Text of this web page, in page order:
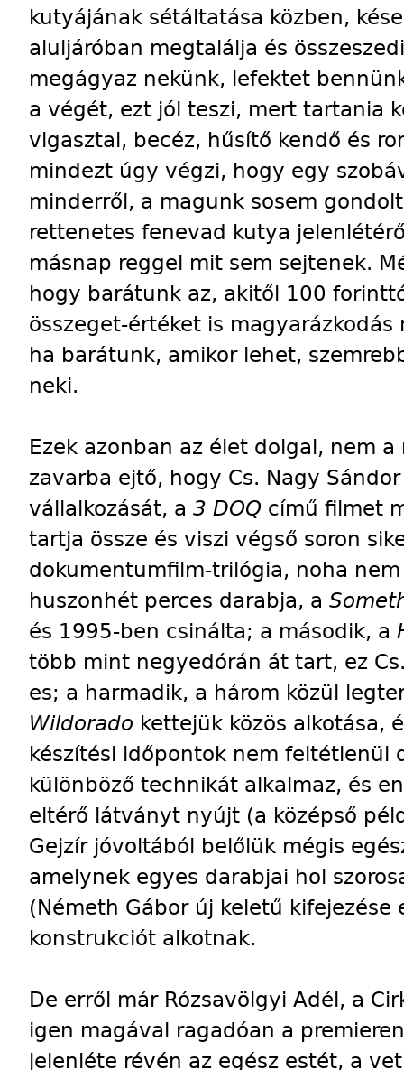
kutyájának sétáltatása közben,
aluljáróban megtalálja és
megágyaz nekünk, lefektet
a végét, ezt jól teszi, mert tartania
vigasztal, becéz, hűsítő kendő és
mindezt úgy végzi, hogy egy
minderről, a magunk sosem
rettenetes fenevad kutya
másnap reggel mit sem sejtenek.
hogy barátunk az, akitől 100
összeget-értéket is
ha barátunk, amikor lehet,
neki.
Ezek azonban az élet dolgai, nem
zavarba ejtő, hogy Cs. Nagy
vállalkozását, a 3 DOQ című filmet
tartja össze és viszi végső soron
dokumentumfilm-trilógia, noha
huszonhét perces darabja, a
és 1995-ben csinálta; a második, a
több mint negyedórán át tart, ez
es; a harmadik, a három közül
Wildorado kettejük közös alkotása,
készítési időpontok nem feltétlenül
különböző technikát alkalmaz, és
eltérő látványt nyújt (a középső
Gejzír jóvoltából belőlük mégis
amelynek egyes darabjai hol
(Németh Gábor új keletű kifejezése
konstrukciót alkotnak.
De erről már Rózsavölgyi Adél, a
igen magával ragadóan a
jelenléte révén az egész estét, a